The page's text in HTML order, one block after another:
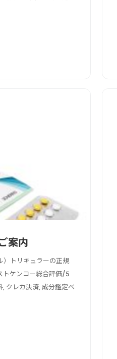
案内
）トリキュラーの正規
トケンコー総合評価/5
クレカ決済, 成分鑑定ベ